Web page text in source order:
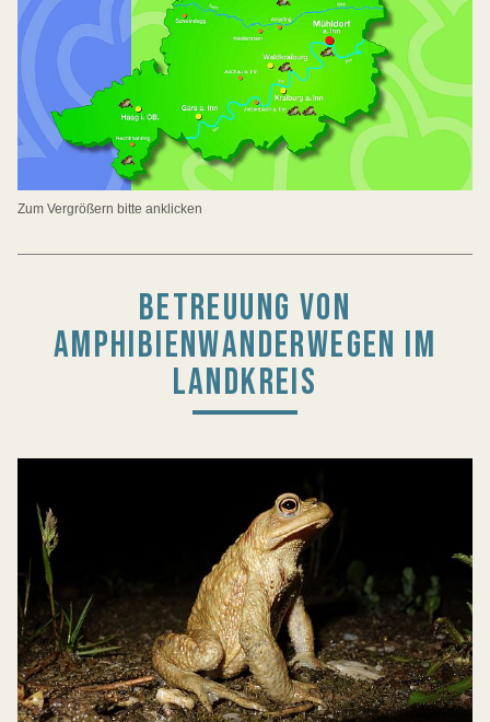
Zum Vergrößern bitte anklicken
BETREUUNG VON
AMPHIBIENWANDERWEGEN IM
LANDKREIS